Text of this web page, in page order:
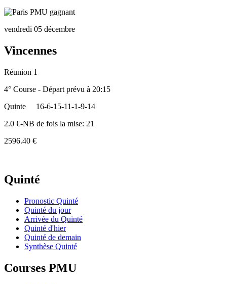
vendredi 05 décembre
Vincennes
Réunion 1
4° Course - Départ prévu à 20:15
Quinte
16-6-15-11-1-9-14
2.0 €-NB de fois la mise: 21
2596.40 €
Quinté
Pronostic Quinté
Quinté du jour
Arrivée du Quinté
Quinté d'hier
Quinté de demain
Synthèse Quinté
Courses PMU